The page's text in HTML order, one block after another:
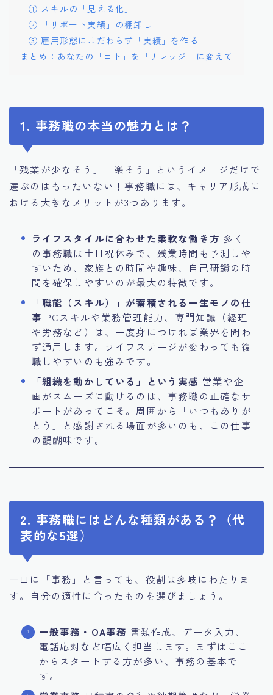
① スキルの「見える化」
② 「サポート実績」の棚卸し
③ 雇用形態にこだわらず「実績」を作る
まとめ：あなたの「コト」を「ナレッジ」に変えて
1. 事務職の本当の魅力とは？
「残業が少なそう」「楽そう」というイメージだけで
選ぶのはもったいない！事務職には、キャリア形成に
おける大きなメリットが3つあります。
ライフスタイルに合わせた柔軟な働き方 多く
の事務職は土日祝休みで、残業時間も予測しや
すいため、家族との時間や趣味、自己研鑽の時
間を確保しやすいのが最大の特徴です。
「職能（スキル）」が蓄積される一生モノの仕
事 PCスキルや業務管理能力、専門知識（経理
や労務など）は、一度身につければ業界を問わ
ず通用します。ライフステージが変わっても復
職しやすいのも強みです。
「組織を動かしている」という実感 営業や企
画がスムーズに動けるのは、事務職の正確なサ
ポートがあってこそ。周囲から「いつもありが
とう」と感謝される場面が多いのも、この仕事
の醍醐味です。
2. 事務職にはどんな種類がある？（代
表的な5選）
一口に「事務」と言っても、役割は多岐にわたりま
す。自分の適性に合ったものを選びましょう。
一般事務・OA事務 書類作成、データ入力、
電話応対など幅広く担当します。まずはここ
からスタートする方が多い、事務の基本で
す。